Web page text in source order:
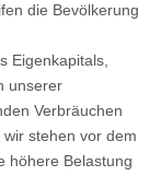
die Bevölkerung
Eigenkapitals,
unserer
Verbräuchen
stehen vor dem
höhere Belastung